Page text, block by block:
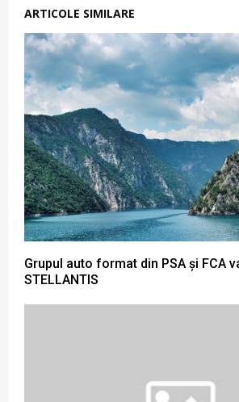
ARTICOLE SIMILARE
Grupul auto format din PSA și FCA
STELLANTIS